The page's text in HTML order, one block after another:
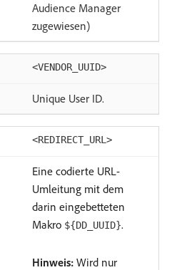
Audience Manager
zugewiesen)
<VENDOR_UUID>
Unique User ID.
<REDIRECT_URL>
Eine codierte URL-
Umleitung mit dem
darin eingebetteten
Makro ${DD_UUID}.
Hinweis: Wird nur